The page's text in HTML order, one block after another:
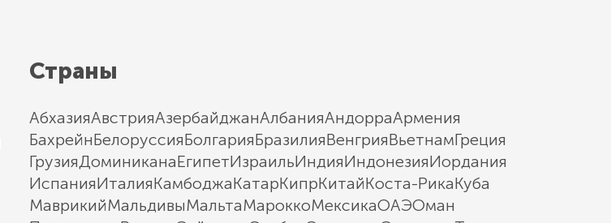
Страны
АбхазияАвстрияАзербайджанАлбанияАндорраАрмения
БахрейнБелоруссияБолгарияБразилияВенгрияВьетнамГреция
ГрузияДоминиканаЕгипетИзраильИндияИндонезияИордания
ИспанияИталияКамбоджаКатарКипрКитайКоста-РикаКуба
МаврикийМальдивыМальтаМароккоМексикаОАЭОман